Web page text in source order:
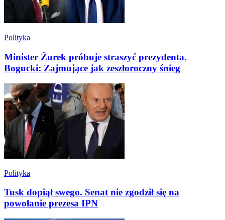
Polityka
Minister Żurek próbuje straszyć prezydenta.
Bogucki: Zajmujące jak zeszłoroczny śnieg
Polityka
Tusk dopiął swego. Senat nie zgodził się na
powołanie prezesa IPN